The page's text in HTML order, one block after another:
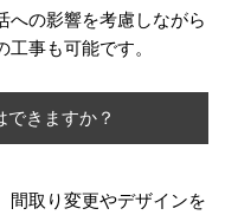
への影響を考慮しながら
事も可能です。
できますか？
間取り変更やデザインを